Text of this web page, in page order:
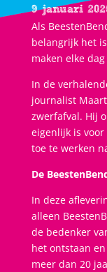
9 januari
Als
belangrijk het
maken elke
In de
journalist
zwerfafval. Hij
eigenlijk is
toe te werken
De
In deze
alleen
de bedenker
het ontstaan
meer dan 20